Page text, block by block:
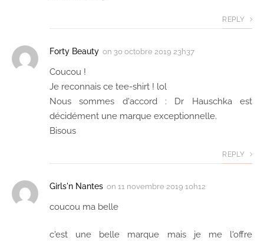
REPLY
Forty Beauty on 30 octobre 2019 23h37
Coucou !
Je reconnais ce tee-shirt ! lol
Nous sommes d'accord : Dr Hauschka est
décidément une marque exceptionnelle.
Bisous
REPLY
Girls'n Nantes on 11 novembre 2019 10h12
coucou ma belle
c'est une belle marque mais je me l'offre